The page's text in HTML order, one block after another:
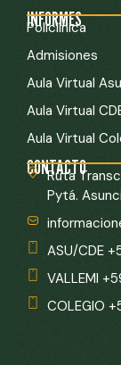
INFORMES
Policlínica
Admisiones
Aula Virtual
Aula Virtual
Aula Virtual
CONTACTO
Ruta
Pytá.
ASU/CDE
VALLEMI
COLEGIO